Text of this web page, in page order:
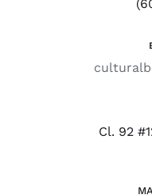
Cl. 92